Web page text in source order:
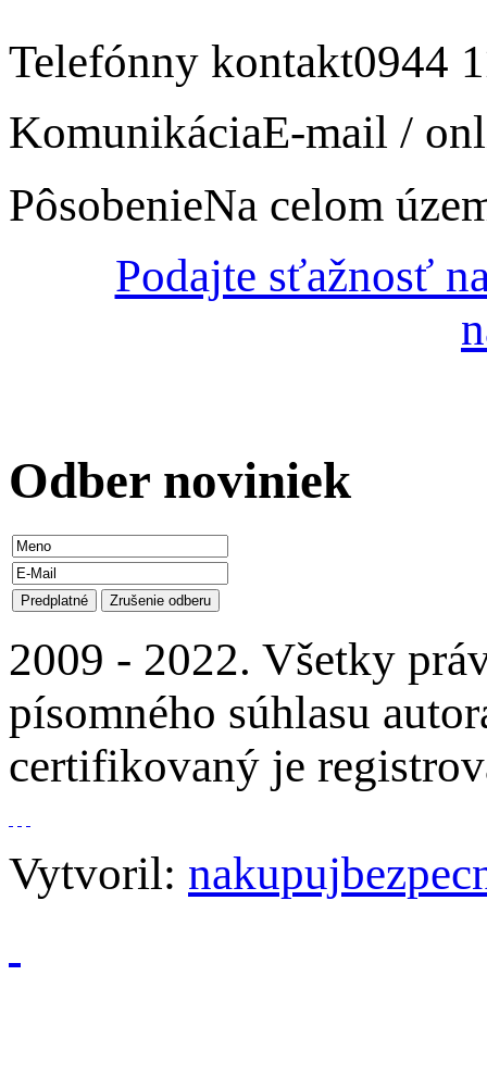
Telefónny kontakt0944
KomunikáciaE-mail /
PôsobenieNa celom
Podajte sťažnosť
Odber noviniek
2009 - 2022. Všetky
písomného súhlasu
certifikovaný je
Vytvoril: